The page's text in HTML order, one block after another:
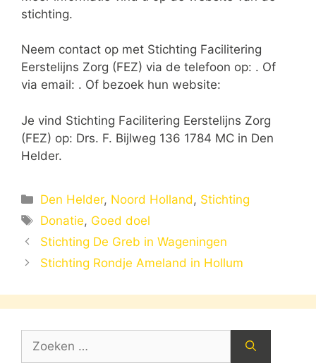
stichting.
Neem contact op met Stichting Facilitering
Eerstelijns Zorg (FEZ) via de telefoon op: . Of
via email: . Of bezoek hun website:
Je vind Stichting Facilitering Eerstelijns Zorg
(FEZ) op: Drs. F. Bijlweg 136 1784 MC in Den
Helder.
Categorieën
Den Helder, Noord Holland , Stichting
Tags
Donatie, Goed doel
Stichting De Greb in Wageningen
Stichting Rondje Ameland in Hollum
naar: